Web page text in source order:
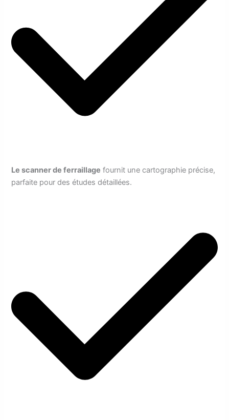
Le scanner de ferraillage fournit une cartographie précise,
parfaite pour des études détaillées.